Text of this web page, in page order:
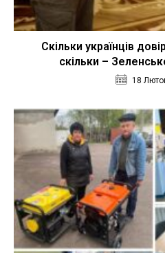
Скільки українців
скільки –
18